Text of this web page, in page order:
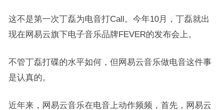
这不是第一次丁磊为电音打Call。今年10月，丁磊就出
现在网易云旗下电子音乐品牌FEVER的发布会上。
不管丁磊打碟的水平如何，但网易云音乐做电音这件事
是认真的。
近年来，网易云音乐在电音上动作频频，首先，网易云